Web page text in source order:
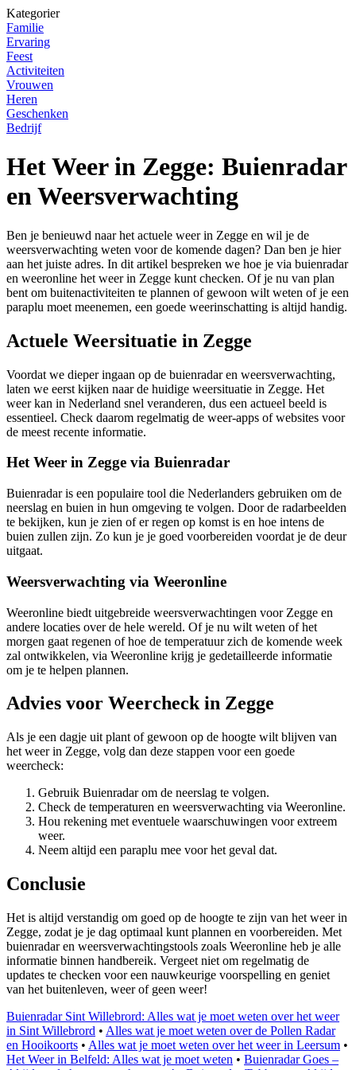
Kategorier
Familie
Ervaring
Feest
Activiteiten
Vrouwen
Heren
Geschenken
Bedrijf
Het Weer in Zegge: Buienradar
en Weersverwachting
Ben je benieuwd naar het actuele weer in Zegge en wil je de
weersverwachting weten voor de komende dagen? Dan ben je hier
aan het juiste adres. In dit artikel bespreken we hoe je via buienradar
en weeronline het weer in Zegge kunt checken. Of je nu van plan
bent om buitenactiviteiten te plannen of gewoon wilt weten of je een
paraplu moet meenemen, een goede weerinschatting is altijd handig.
Actuele Weersituatie in Zegge
Voordat we dieper ingaan op de buienradar en weersverwachting,
laten we eerst kijken naar de huidige weersituatie in Zegge. Het
weer kan in Nederland snel veranderen, dus een actueel beeld is
essentieel. Check daarom regelmatig de weer-apps of websites voor
de meest recente informatie.
Het Weer in Zegge via Buienradar
Buienradar is een populaire tool die Nederlanders gebruiken om de
neerslag en buien in hun omgeving te volgen. Door de radarbeelden
te bekijken, kun je zien of er regen op komst is en hoe intens de
buien zullen zijn. Zo kun je je goed voorbereiden voordat je de deur
uitgaat.
Weersverwachting via Weeronline
Weeronline biedt uitgebreide weersverwachtingen voor Zegge en
andere locaties over de hele wereld. Of je nu wilt weten of het
morgen gaat regenen of hoe de temperatuur zich de komende week
zal ontwikkelen, via Weeronline krijg je gedetailleerde informatie
om je te helpen plannen.
Advies voor Weercheck in Zegge
Als je een dagje uit plant of gewoon op de hoogte wilt blijven van
het weer in Zegge, volg dan deze stappen voor een goede
weercheck:
Gebruik Buienradar om de neerslag te volgen.
Check de temperaturen en weersverwachting via Weeronline.
Hou rekening met eventuele waarschuwingen voor extreem
weer.
Neem altijd een paraplu mee voor het geval dat.
Conclusie
Het is altijd verstandig om goed op de hoogte te zijn van het weer in
Zegge, zodat je je dag optimaal kunt plannen en voorbereiden. Met
buienradar en weersverwachtingstools zoals Weeronline heb je alle
informatie binnen handbereik. Vergeet niet om regelmatig de
updates te checken voor een nauwkeurige voorspelling en geniet
van het buitenleven, weer of geen weer!
Buienradar Sint Willebrord: Alles wat je moet weten over het weer
in Sint Willebrord • Alles wat je moet weten over de Pollen Radar
en Hooikoorts • Alles wat je moet weten over het weer in Leersum •
Het Weer in Belfeld: Alles wat je moet weten • Buienradar Goes –